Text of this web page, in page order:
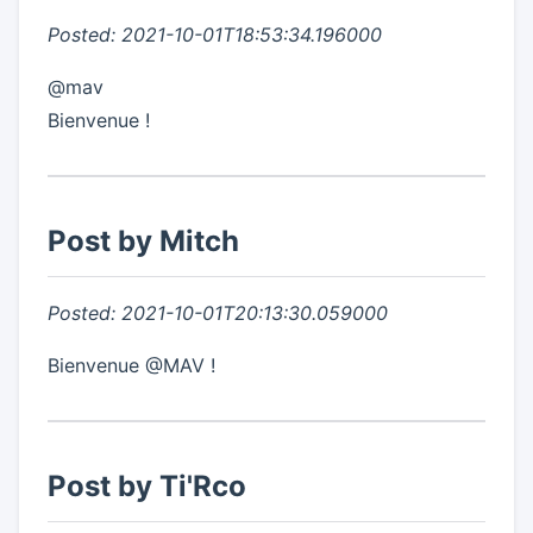
Posted: 2021-10-01T18:53:34.196000
@mav
Bienvenue !
Post by Mitch
Posted: 2021-10-01T20:13:30.059000
Bienvenue @MAV !
Post by Ti'Rco